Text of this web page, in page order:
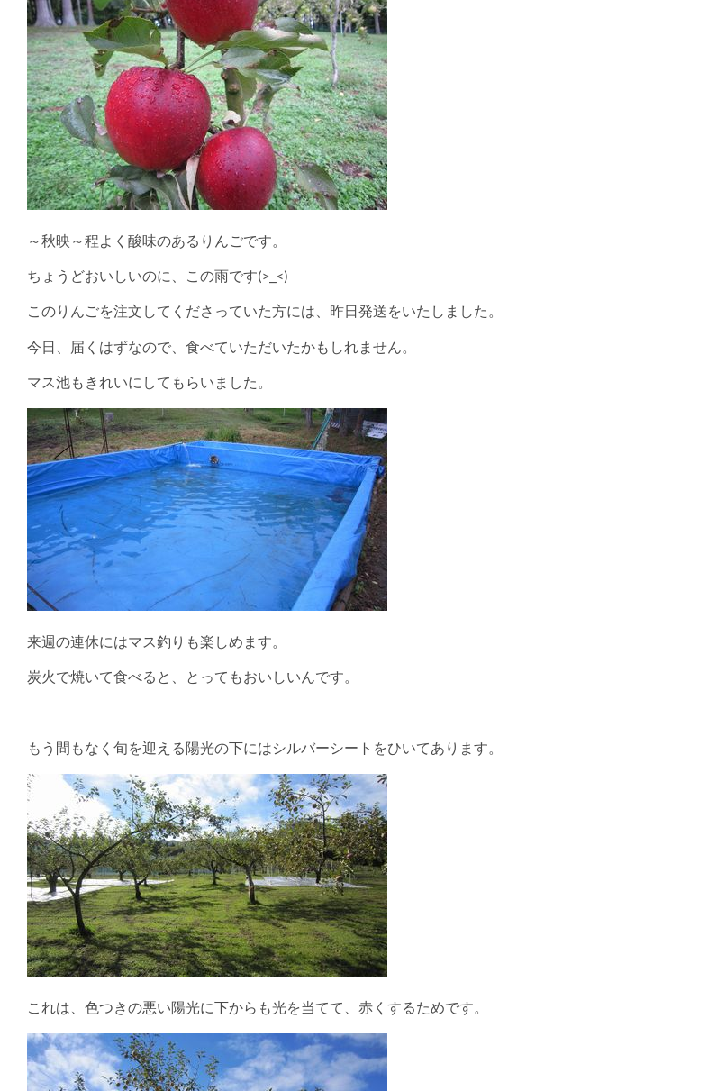
～秋映～程よく酸味のあるりんごです。
ちょうどおいしいのに、この雨です(>_<)
このりんごを注文してくださっていた方には、昨日発送をいたしました。
今日、届くはずなので、食べていただいたかもしれません。
マス池もきれいにしてもらいました。
来週の連休にはマス釣りも楽しめます。
炭火で焼いて食べると、とってもおいしいんです。
もう間もなく旬を迎える陽光の下にはシルバーシートをひいてあります。
これは、色つきの悪い陽光に下からも光を当てて、赤くするためです。